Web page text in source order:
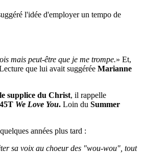
l'idée d'employer un tempo de
mais peut-être que je me trompe.» Et,
que lui avait suggérée Marianne
le supplice du Christ, il rappelle
We Love You. Loin du Summer
années plus tard :
sa voix au choeur des "wou-wou", tout